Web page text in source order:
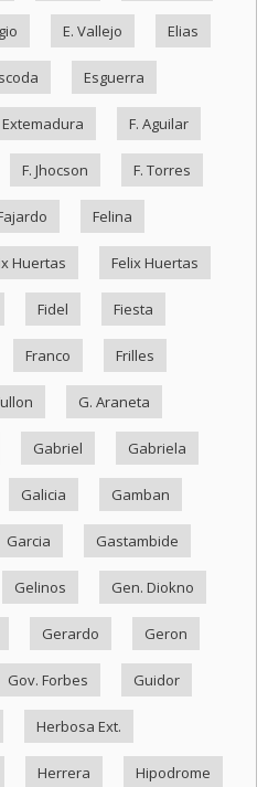
E. Vallejo Elias
Esguerra
Extemadura F. Aguilar
F. Jhocson F. Torres
Felina
Huertas Felix Huertas
Fidel Fiesta
Franco Frilles
G. Araneta
Gabriel Gabriela
Galicia Gamban
Garcia Gastambide
Gelinos Gen. Diokno
Gerardo Geron
Gov. Forbes Guidor
Herbosa Ext.
Herrera Hipodrome